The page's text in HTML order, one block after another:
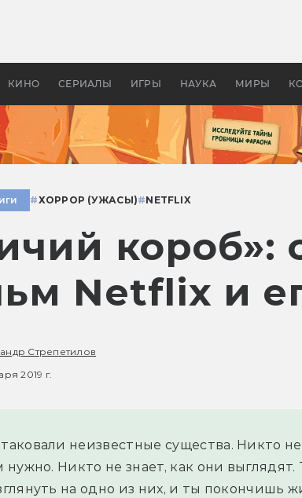
КИНО СЕРИАЛЫ ИГРЫ НАУКА МИРЫ
апокалипсис, в России
#ХОРРОР (УЖАСЫ)#NETFLIX
Netflix и
Стрепетилов
2019 г.
неизвестные существа. Никто
нужно. Никто не знает, как они
на одно из них, и ты покончишь